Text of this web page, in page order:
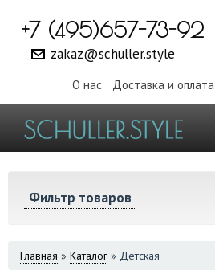
+7 (495)657-73-92
zakaz@schuller.style
О нас Доставка и оплата
Фильтр товаров
ВЫ
Главная » Каталог » Детская